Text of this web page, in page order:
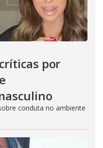
por
conduta no ambiente